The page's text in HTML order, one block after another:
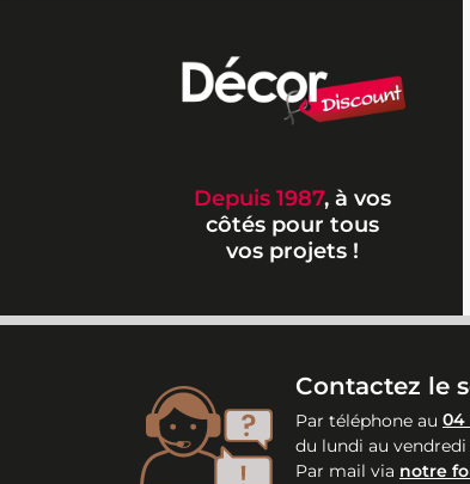
Depuis 1987, à vos
côtés pour tous
vos projets !
Contactez le
Par téléphone au 04
du lundi au vendredi
Par mail via notre